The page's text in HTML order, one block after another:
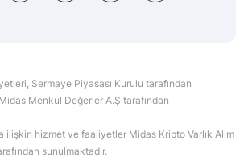
Sermaye Piyasası Kurulu tarafından
Menkul Değerler A.Ş tarafından
ilişkin hizmet ve faaliyetler Midas Kripto Varlık Alım
sunulmaktadır.